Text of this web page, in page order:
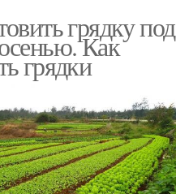
грядку под
Как
грядки